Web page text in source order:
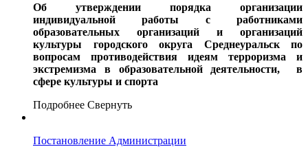
Об утверждении порядка организации
индивидуальной работы с работниками
образовательных организаций и организаций
культуры городского округа Среднеуральск по
вопросам противодействия идеям терроризма и
экстремизма в образовательной деятельности, в
сфере культуры и спорта
Подробнее Свернуть
Постановление Администрации